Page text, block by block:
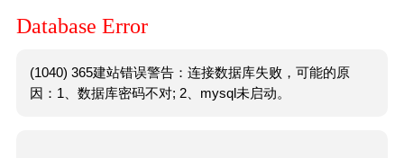
Database Error
(1040) 365建站错误警告：连接数据库失败，可能的原
因：1、数据库密码不对; 2、mysql未启动。